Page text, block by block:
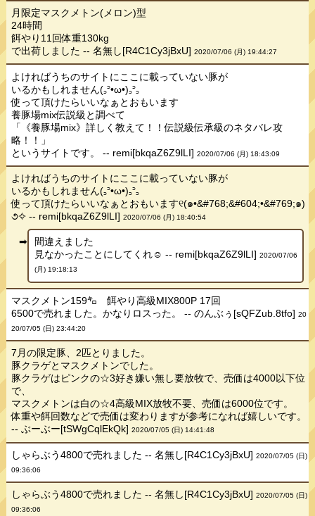
月限定マスクメトン(メロン)型
24時間
餌やり11回体重130kg
で出荷しました -- 名無し[R4C1Cy3jBxU]2020/07/06 (月) 19:44:27
よければうちのサイトにここに載っていない豚が
いるかもしれません(꜆꜄•ω•)꜆꜄꜆
使って頂けたらいいなぁとおもいます
養豚場mix伝説級と調べて
「《養豚場mix》詳しく教えて！！伝説級伝承級のネタバレ攻
略！！」
というサイトです。 -- remi[bkqaZ6Z9lLI]2020/07/06 (月) 18:43:09
よければうちのサイトにここに載っていない豚が
いるかもしれません(꜆꜄•ω•)꜆꜄꜆
使って頂けたらいいなぁとおもいます୧(๑•&#768;&#604;•&#769;๑)
૭✧ -- remi[bkqaZ6Z9lLI]2020/07/06 (月) 18:40:54
間違えました
見なかったことにしてくれ☺ -- remi[bkqaZ6Z9lLI] 2020/07/06
(月) 19:18:13
マスクメトン159㌔ 餌やり高級MIX800P 17回
6500で売れました。かなりロスった。 -- のんぶぅ[sQFZub.8tfo]20
20/07/05 (日) 23:44:20
7月の限定豚、2匹とりました。
豚クラゲとマスクメトンでした。
豚クラゲはピンクの☆3好き嫌い無し要放牧で、売価は4000以下位
で、
マスクメトンは白の☆4高級MIX放牧不要、売価は6000位です。
体重や餌回数などで売価は変わりますが参考になれば嬉しいです。
-- ぶーぶー[tSWgCqlEkQk]2020/07/05 (日) 14:41:48
しゃらぶう4800で売れました -- 名無し[R4C1Cy3jBxU]2020/07/05 (日)
09:36:06
しゃらぶう4800で売れました -- 名無し[R4C1Cy3jBxU]2020/07/05 (日)
09:36:06